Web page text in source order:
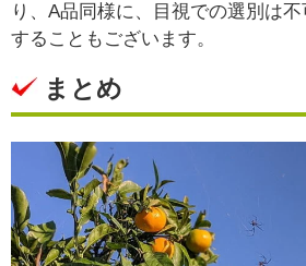
り、A品同様に、目視での選別は
することもございます。
まとめ